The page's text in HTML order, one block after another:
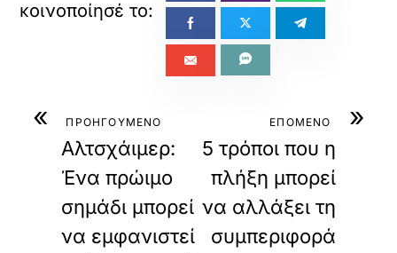
« ΠΡΟΗΓΟΥΜΕΝΟ
Αλτσχάιμερ:
Ένα πρώιμο
σημάδι μπορεί
να εμφανιστεί
»
ΕΠΟΜΕΝΟ
5 τρόποι που η
πλήξη μπορεί
να αλλάξει τη
συμπεριφορά